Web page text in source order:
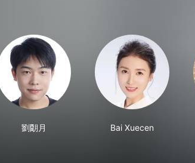
劉朙月 Bai Xuecen